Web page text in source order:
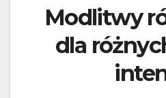
Modlitwy
dla